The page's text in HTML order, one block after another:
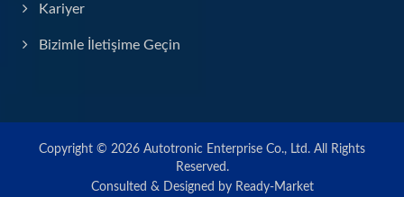
Kariyer
Bizimle İletişime Geçin
Copyright © 2026 Autotronic Enterprise Co., Ltd. All Rights
Reserved.
Consulted & Designed by Ready-Market